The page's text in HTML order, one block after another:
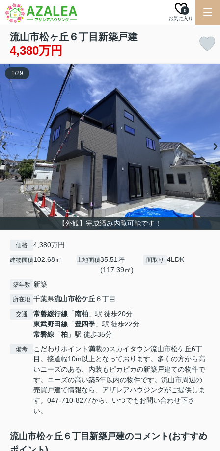
お気に入り
0
流山市松ヶ丘６丁目新築戸建
4,380万円
【外観】完成済み内覧可能です！
1/29
価格 4,380万円
建物面積102.68㎡ 土地面積35.51坪
(117.39㎡)
間取り 4LDK
築年数 新築
所在地 千葉県流山市松ケ丘６丁目
交通 常磐緩行線 「南柏 」駅 徒歩20分
東武野田線 「豊四季 」駅 徒歩22分
常磐線 「柏 」駅 徒歩35分
備考
こだわりポイント満載のスカイタウン流山市松ケ丘6丁
目。接道幅10m以上となっております。多くの方から高
いニーズのある、内装もピカピカの新築戸建ての物件で
す。ニーズの高い築5年以内の物件です。流山市周辺の
売買戸建て情報なら、アザレアハウジングがご提供しま
す。047-710-8277から、いつでもお問い合わせ下さ
い。
流山市松ヶ丘６丁目新築戸建のコメント(おすすめ